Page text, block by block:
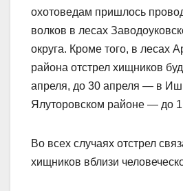
охотоведам пришлось
волков в лесах
округа. Кроме того, в лесах
района отстрел хищников
апреля, до 30 апреля — в
Ялуторовском районе — до
Во всех случаях отстрел
хищников вблизи